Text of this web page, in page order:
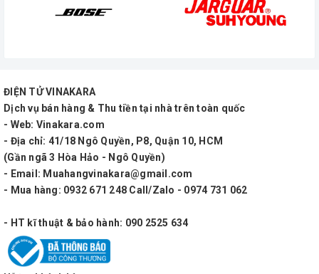
ĐIỆN TỬ VINAKARA
Dịch vụ bán hàng & Thu tiền tại nhà trên toàn quốc
- Web: Vinakara.com
- Địa chỉ: 41/18 Ngô Quyền, P8, Quận 10, HCM
(Gần ngã 3 Hòa Hảo - Ngô Quyền)
- Email: Muahangvinakara@gmail.com
- Mua hàng: 0932 671 248 Call/Zalo - 0974 731 062
- HT kĩ thuật & bảo hành: 090 2525 634